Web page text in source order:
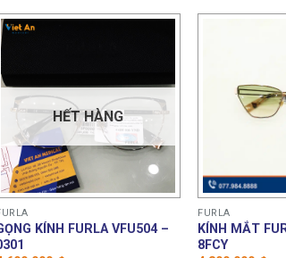
HẾT HÀNG
KÍNH FURLA VFU504 –
FURLA
KÍNH MẮT
8FCY